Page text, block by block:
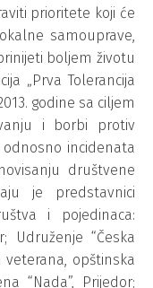
prioritete koji će
samouprave,
boljem životu
„Prva Tolerancija
godine sa ciljem
i borbi protiv
incidenata
društvene
je predstavnici
i pojedinaca:
Udruženje “Česka
veterana, opštinska
“Nada”, Prijedor;